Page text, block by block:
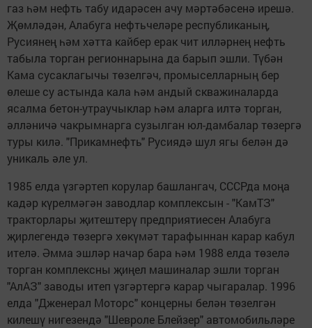
газ һәм нефть табу идарәсен ачу мәртәбәсенә ирешә.
Җөмләдән, Алабуга нефтьчеләре республиканың,
Русиянең һәм хәтта кайбер ерак чит илләрнең нефть
табыла торган регионнарына да барып эшли. Түбән
Кама сусаклагычы төзелгәч, промыселларның бер
өлеше су астында кала һәм андый скважиналарда
ясалма бетон-утраучыклар һәм аларга илтә торган,
әлләничә чакрымнарга сузылган юл-дамбалар төзергә
туры килә. "Прикамнефть" Русиядә шул ягы белән дә
уникаль әле ул.
1985 елда үзгәртеп корулар башлангач, СССРда моңа
кадәр күрелмәгән заводлар комплексын - "КамТЗ"
тракторлары җитештерү предприятиесен Алабуга
җирлегендә төзергә хөкүмәт тарафыннан карар кабул
ителә. Әмма эшләр начар бара һәм 1988 елда төзелә
торган комплексны җиңел машиналар эшли торган
"АлАЗ" заводы итеп үзгәртергә карар чыгаралар. 1996
елда "Дженерал Моторс" концерны белән төзелгән
килешү нигезендә "Шевроле Блейзер" автомобильләре